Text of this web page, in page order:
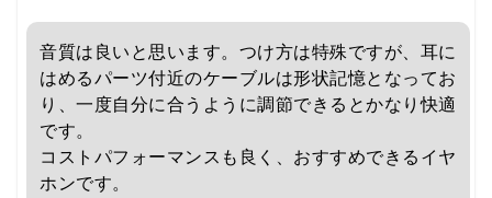
音質は良いと思います。つけ方は特殊ですが、耳に
はめるパーツ付近のケーブルは形状記憶となってお
り、一度自分に合うように調節できるとかなり快適
です。
コストパフォーマンスも良く、おすすめできるイヤ
ホンです。